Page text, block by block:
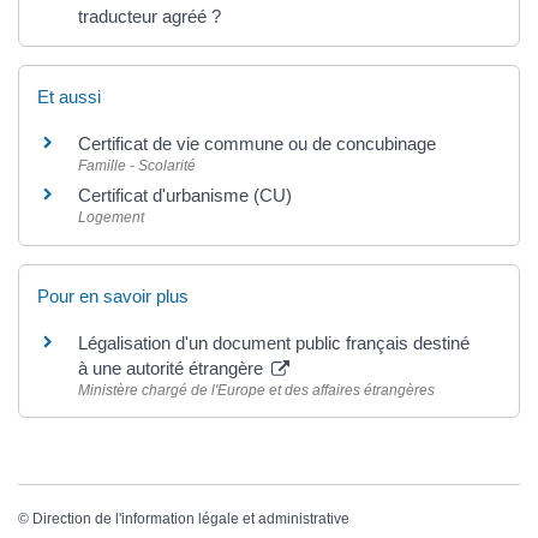
traducteur agréé ?
Et aussi
Certificat de vie commune ou de concubinage
Famille - Scolarité
Certificat d'urbanisme (CU)
Logement
Pour en savoir plus
Légalisation d'un document public français destiné
à une autorité étrangère
Ministère chargé de l'Europe et des affaires étrangères
© Direction de l'information légale et administrative